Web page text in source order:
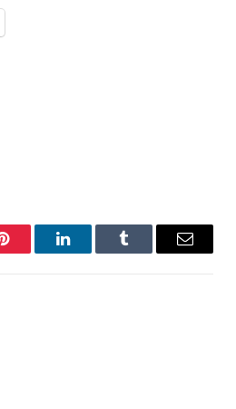
Pinterest LinkedInTumblr Email